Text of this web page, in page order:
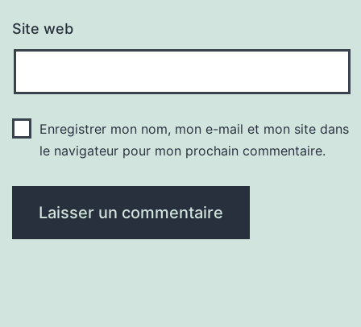
Site web
Enregistrer mon nom, mon e-mail et mon site dans
le navigateur pour mon prochain commentaire.